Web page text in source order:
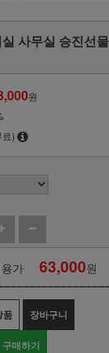
사무실 승진선물
원
료)
가 63,000원
품 장바구니
구매하기